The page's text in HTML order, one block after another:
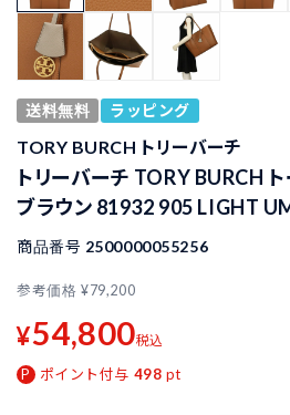
送料無料 ラッピング
TORY BURCH トリーバーチ
トリーバーチ TORY BURCH
ブラウン 81932 905 LIGHT
商品番号 2500000055256
参考価格 ¥79,200
¥54,800税込
ポイント付与 498 pt